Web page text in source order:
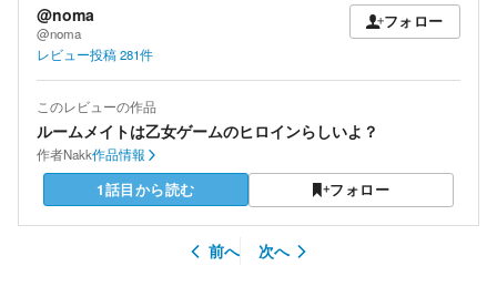
@noma
@noma
フォロー
レビュー投稿281件
このレビューの作品
ルームメイトは乙女ゲームのヒロインらしいよ？
作者Nakk作品情報
1話目から読む フォロー
前へ 次へ